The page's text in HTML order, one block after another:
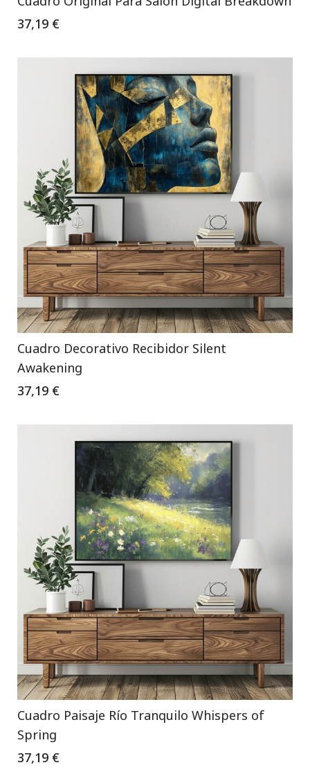
37,19 €
Cuadro Decorativo Recibidor Silent
Awakening
37,19 €
Cuadro Paisaje Río Tranquilo Whispers of
Spring
37,19 €